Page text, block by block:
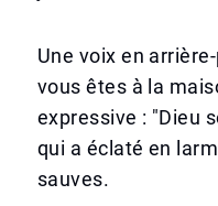
Une voix en
vous êtes à la
expressive : "Dieu
qui a éclaté en
sauves.